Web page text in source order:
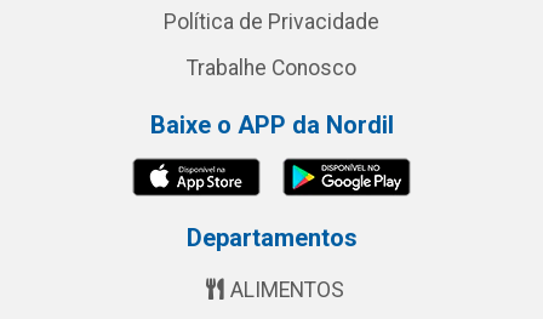
Política de Privacidade
Trabalhe Conosco
Baixe o APP da Nordil
Departamentos
ALIMENTOS